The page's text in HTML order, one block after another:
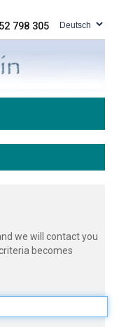
798 305
we will contact you
becomes